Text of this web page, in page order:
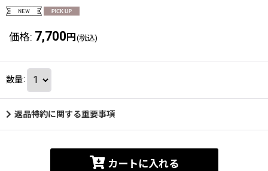
価格: 7,700 円 (税込)
数量:
返品特約に関する重要事項
カートに入れる